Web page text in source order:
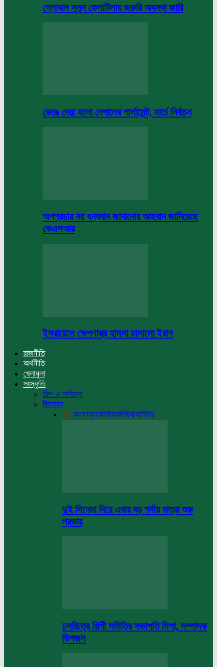
গ্লোবাল সুমুদ ফ্লোটিলায় জরুরি অবস্থা জারি
ভেঙে দেয়া হলো নেপালের পার্লামেন্ট, মার্চে নির্বাচন
অপপ্রচার নয় ধন্যবাদ জানানোর আহবান জানিয়েছে
কেএসআর
ইসরায়েলে ক্ষেপণাস্ত্র হামলা চালালো ইরান
রাজনীতি
অর্থনীতি
খেলাধুলা
সংস্কৃতি
শিল্প ও সাহিত্য
বিনোদন
Allঅন্যান্যঢালিউডবলিউডহলিউড
দুই সিনেমা দিয়ে এবার বড় পর্দায় যাত্রা শুরু
প্রভার
চলচ্চিত্র শিল্পী সমিতির সভাপতি মিশা, সম্পাদক
ডিপজল